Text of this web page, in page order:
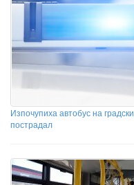
Изпочупиха автобус на
пострадал